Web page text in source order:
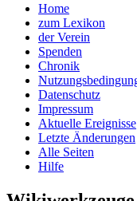
Home
zum Lexikon
der Verein
Spenden
Chronik
Datenschutz
Impressum
Aktuelle Ereignisse
Letzte Änderungen
Alle Seiten
Hilfe